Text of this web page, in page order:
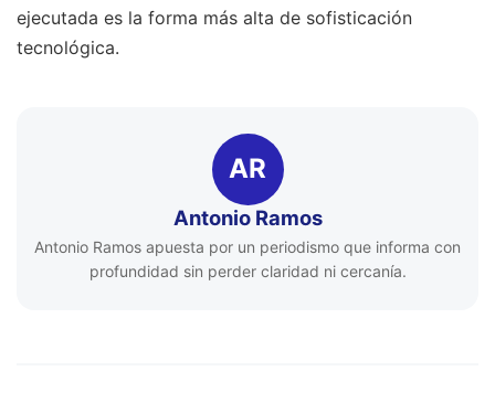
ejecutada es la forma más alta de sofisticación
tecnológica.
AR
Antonio Ramos
Antonio Ramos apuesta por un periodismo que informa con
profundidad sin perder claridad ni cercanía.